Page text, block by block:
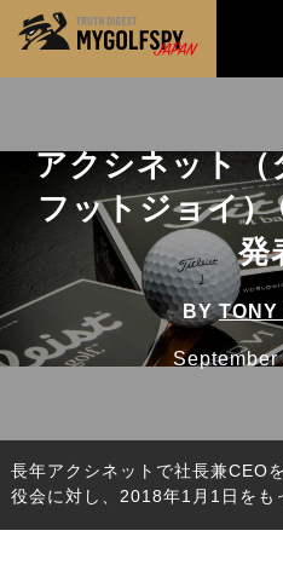
アクシネット（
フットジョイ
発
BYTONY
長年アクシネットで社長兼CEO
役会に対し、2018年1月1日をも
NEW RELEASES 新製品情報
HOW TO ゴルフ上達・実践テ
テスト・データ検証
Golf News ゴルフニュース
FAIRWAY WOODS フェアウ
HYBRIDS ハイブリッド
※メーカー名やクラブ名など、検索し
力してください。